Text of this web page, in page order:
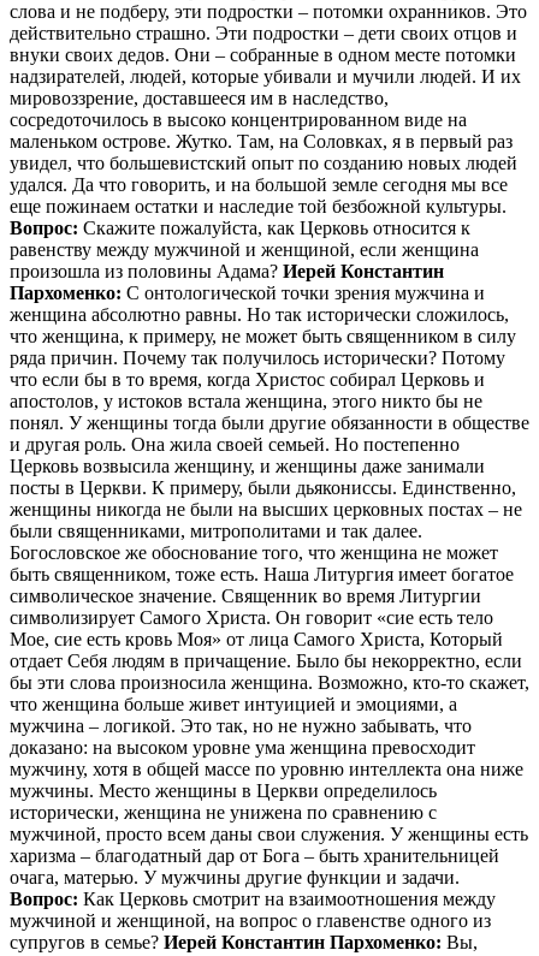
слова и не подберу, эти подростки – потомки охранников. Это
действительно страшно. Эти подростки – дети своих отцов и
внуки своих дедов. Они – собранные в одном месте потомки
надзирателей, людей, которые убивали и мучили людей. И их
мировоззрение, доставшееся им в наследство,
сосредоточилось в высоко концентрированном виде на
маленьком острове. Жутко. Там, на Соловках, я в первый раз
увидел, что большевистский опыт по созданию новых людей
удался. Да что говорить, и на большой земле сегодня мы все
еще пожинаем остатки и наследие той безбожной культуры.
Вопрос: Скажите пожалуйста, как Церковь относится к
равенству между мужчиной и женщиной, если женщина
произошла из половины Адама? Иерей Константин
Пархоменко: С онтологической точки зрения мужчина и
женщина абсолютно равны. Но так исторически сложилось,
что женщина, к примеру, не может быть священником в силу
ряда причин. Почему так получилось исторически? Потому
что если бы в то время, когда Христос собирал Церковь и
апостолов, у истоков встала женщина, этого никто бы не
понял. У женщины тогда были другие обязанности в обществе
и другая роль. Она жила своей семьей. Но постепенно
Церковь возвысила женщину, и женщины даже занимали
посты в Церкви. К примеру, были дьякониссы. Единственно,
женщины никогда не были на высших церковных постах – не
были священниками, митрополитами и так далее.
Богословское же обоснование того, что женщина не может
быть священником, тоже есть. Наша Литургия имеет богатое
символическое значение. Священник во время Литургии
символизирует Самого Христа. Он говорит «сие есть тело
Мое, сие есть кровь Моя» от лица Самого Христа, Который
отдает Себя людям в причащение. Было бы некорректно, если
бы эти слова произносила женщина. Возможно, кто-то скажет,
что женщина больше живет интуицией и эмоциями, а
мужчина – логикой. Это так, но не нужно забывать, что
доказано: на высоком уровне ума женщина превосходит
мужчину, хотя в общей массе по уровню интеллекта она ниже
мужчины. Место женщины в Церкви определилось
исторически, женщина не унижена по сравнению с
мужчиной, просто всем даны свои служения. У женщины есть
харизма – благодатный дар от Бога – быть хранительницей
очага, матерью. У мужчины другие функции и задачи.
Вопрос: Как Церковь смотрит на взаимоотношения между
мужчиной и женщиной, на вопрос о главенстве одного из
супругов в семье? Иерей Константин Пархоменко: Вы,